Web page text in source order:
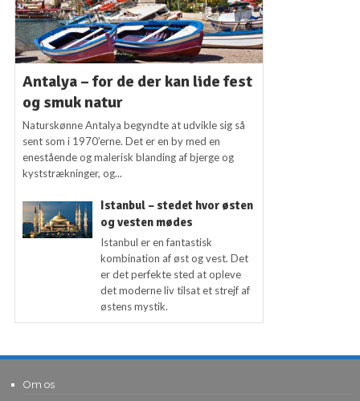
Antalya – for de der kan lide fest
og smuk natur
Naturskønne Antalya begyndte at udvikle sig så
sent som i 1970’erne. Det er en by med en
enestående og malerisk blanding af bjerge og
kyststrækninger, og...
Istanbul – stedet hvor østen
og vesten mødes
Istanbul er en fantastisk
kombination af øst og vest. Det
er det perfekte sted at opleve
det moderne liv tilsat et strejf af
østens mystik.
Om os